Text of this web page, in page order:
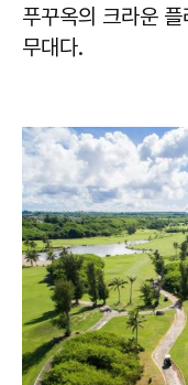
푸꾸옥의 크라운
무대다.